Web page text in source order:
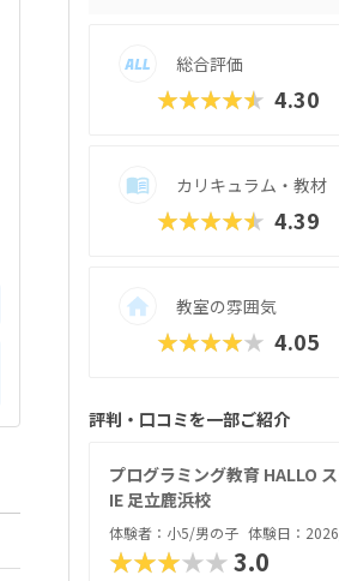
総合評価
★★★★★ 4.30
カリキュラム・教材
★★★★★ 4.39
教室の雰囲気
★★★★★ 4.05
評判・口コミを一部ご紹介
プログラミング教育 HALLO
IE 足立鹿浜校
体験者：小5/男の子 体験日：
★★★★★3.0